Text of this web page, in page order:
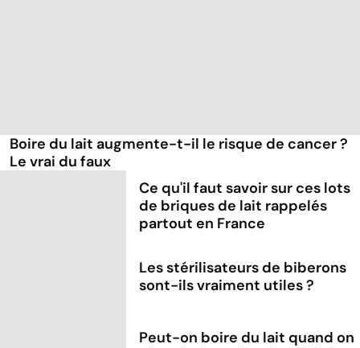
Boire du lait augmente-t-il le risque de cancer ?
Le vrai du faux
Ce qu'il faut savoir sur ces lots
de briques de lait rappelés
partout en France
Les stérilisateurs de biberons
sont-ils vraiment utiles ?
Peut-on boire du lait quand on